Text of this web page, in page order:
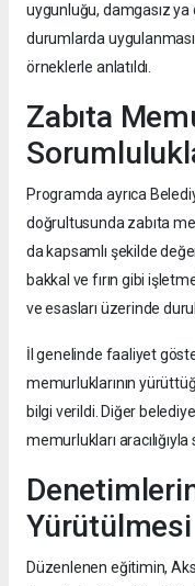
uygunluğu, damgasız
durumlarda
örneklerle anlatıldı.
Zabıta
Programda ayrıca
doğrultusunda zabıta
da kapsamlı şekilde
bakkal ve fırın gibi
ve esasları üzerinde
İl genelinde faaliyet
memurluklarının
bilgi verildi. Diğer
memurlukları
Düzenlenen eğitimin,